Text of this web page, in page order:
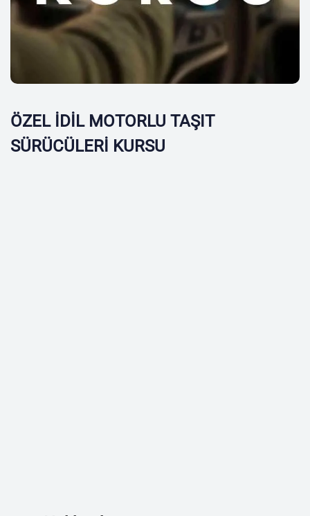
ÖZEL İDİL MOTORLU TAŞIT
SÜRÜCÜLERİ KURSU